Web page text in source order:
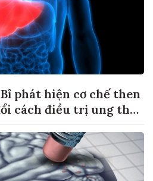
phát hiện cơ chế then
cách điều trị ung thư